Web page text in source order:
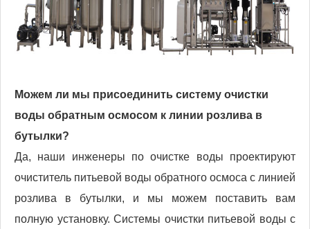
Можем ли мы присоединить систему очистки
воды обратным осмосом к линии розлива в
бутылки?
Да, наши инженеры по очистке воды проектируют
очиститель питьевой воды обратного осмоса с линией
розлива в бутылки, и мы можем поставить вам
полную установку. Системы очистки питьевой воды с